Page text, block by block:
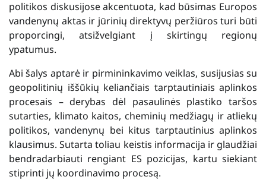
politikos diskusijose akcentuota, kad būsimas Europos
vandenynų aktas ir jūrinių direktyvų peržiūros turi būti
proporcingi, atsižvelgiant į skirtingų regionų
ypatumus.
Abi šalys aptarė ir pirmininkavimo veiklas, susijusias su
geopolitinių iššūkių keliančiais tarptautiniais aplinkos
procesais – derybas dėl pasaulinės plastiko taršos
sutarties, klimato kaitos, cheminių medžiagų ir atliekų
politikos, vandenynų bei kitus tarptautinius aplinkos
klausimus. Sutarta toliau keistis informacija ir glaudžiai
bendradarbiauti rengiant ES pozicijas, kartu siekiant
stiprinti jų koordinavimo procesą.